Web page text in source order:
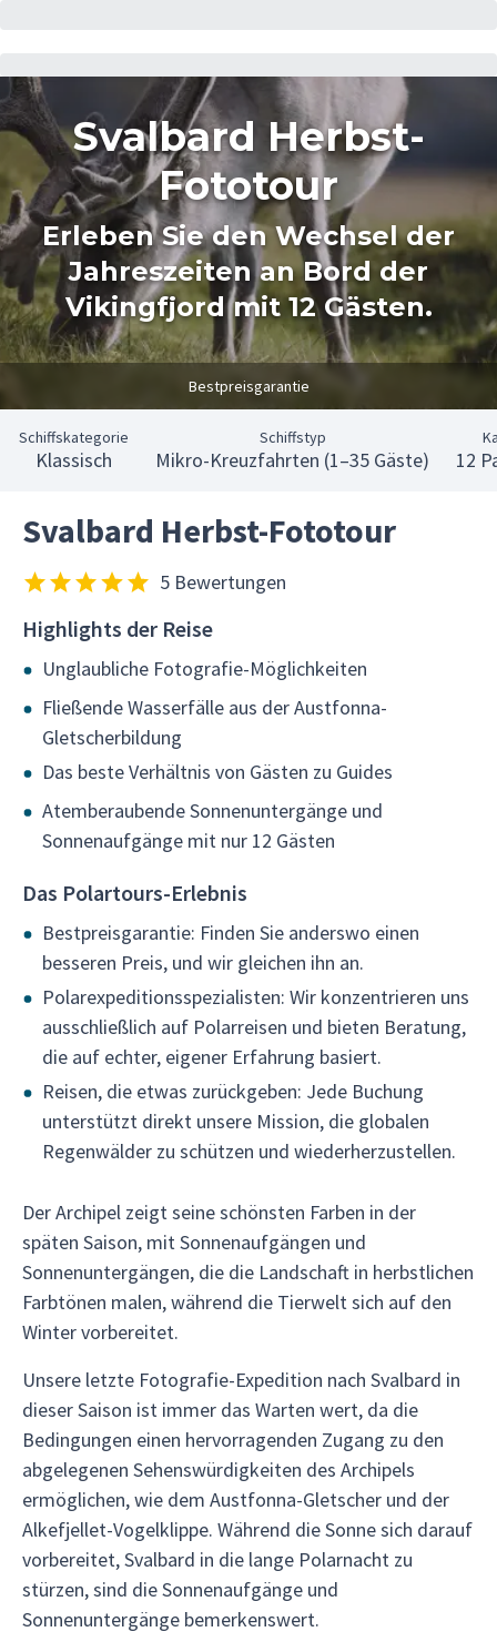
Svalbard Herbst-
Fototour
Erleben Sie den Wechsel der
Jahreszeiten an Bord der
Vikingfjord mit 12 Gästen.
Bestpreisgarantie
Schiffskategorie
Klassisch
Schiffstyp
Mikro-Kreuzfahrten (1–35 Gäste) 12
Svalbard Herbst-Fototour
5 Bewertungen
Highlights der Reise
Unglaubliche Fotografie-Möglichkeiten
Fließende Wasserfälle aus der Austfonna-
Gletscherbildung
Das beste Verhältnis von Gästen zu Guides
Atemberaubende Sonnenuntergänge und
Sonnenaufgänge mit nur 12 Gästen
Das Polartours-Erlebnis
Bestpreisgarantie: Finden Sie anderswo einen
besseren Preis, und wir gleichen ihn an.
Polarexpeditionsspezialisten: Wir konzentrieren uns
ausschließlich auf Polarreisen und bieten Beratung,
die auf echter, eigener Erfahrung basiert.
Reisen, die etwas zurückgeben: Jede Buchung
unterstützt direkt unsere Mission, die globalen
Regenwälder zu schützen und wiederherzustellen.
Der Archipel zeigt seine schönsten Farben in der
späten Saison, mit Sonnenaufgängen und
Sonnenuntergängen, die die Landschaft in herbstlichen
Farbtönen malen, während die Tierwelt sich auf den
Winter vorbereitet.
Unsere letzte Fotografie-Expedition nach Svalbard in
dieser Saison ist immer das Warten wert, da die
Bedingungen einen hervorragenden Zugang zu den
abgelegenen Sehenswürdigkeiten des Archipels
ermöglichen, wie dem Austfonna-Gletscher und der
Alkefjellet-Vogelklippe. Während die Sonne sich darauf
vorbereitet, Svalbard in die lange Polarnacht zu
stürzen, sind die Sonnenaufgänge und
Sonnenuntergänge bemerkenswert.